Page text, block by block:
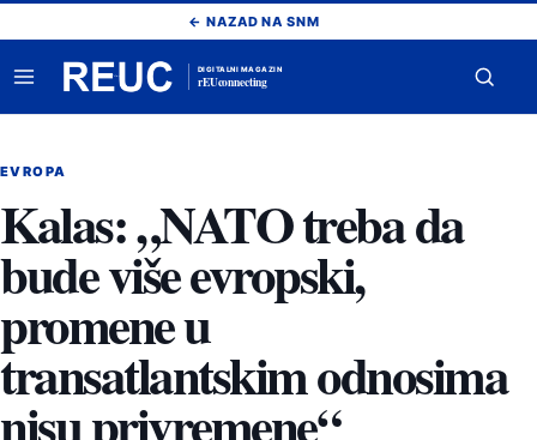
na
sadržaj
← NAZAD NA SNM
Otvori
meni
DIGITALNI MAGAZIN
rEUconnecting
EVROPA
Kalas: „NATO treba da
bude više evropski,
promene u
transatlantskim odnosima